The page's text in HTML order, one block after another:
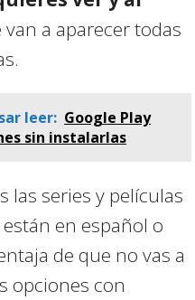
van a aparecer todas
leer: Google Play
sin instalarlas
las series y películas
en español o
de que no vas a
opciones con